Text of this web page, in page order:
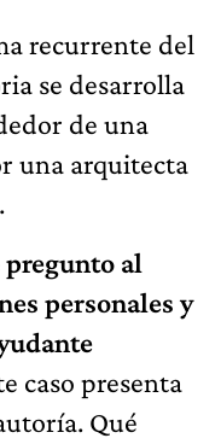
recurrente del
se desarrolla
de una
una arquitecta
pregunto al
personales y
caso presenta
Qué